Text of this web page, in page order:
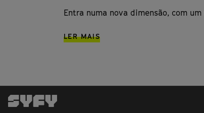
Entra numa nova dimensão, com
LER MAIS